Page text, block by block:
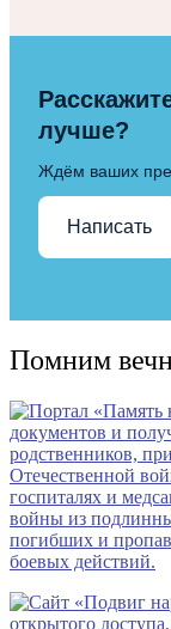
лучше?
Ждём ваших
Написать
Помним